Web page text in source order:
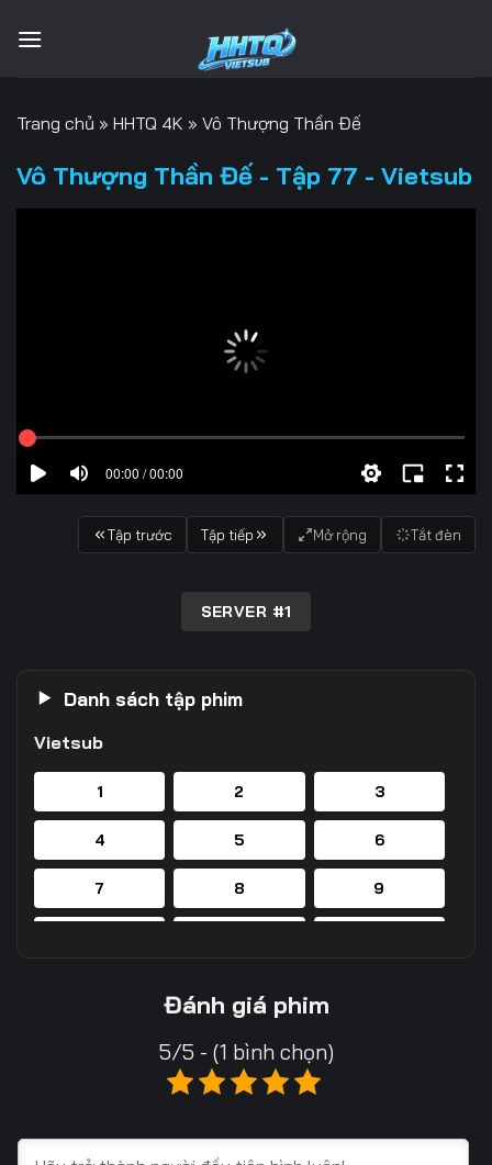
qua
Trang chủ » HHTQ 4K » Vô Thượng Thần Đế
Vô Thượng Thần Đế - Tập 77 - Vietsub
00:00 / 00:00
Tập trước Tập tiếp Mở rộng Tắt đèn
SERVER #1
Danh sách tập phim
Vietsub
1 2 3
4 5 6
7 8 9
20
Đánh giá phim
5/5 - (1 bình chọn)